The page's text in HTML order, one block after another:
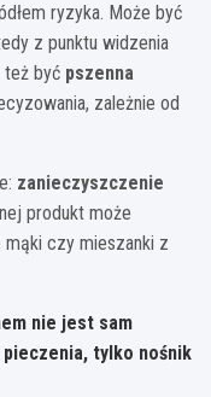
ryzyka. Może być
z punktu widzenia
też być pszenna
zależnie od
zanieczyszczenie
produkt może
mąki czy mieszanki z
nie jest sam
pieczenia, tylko nośnik